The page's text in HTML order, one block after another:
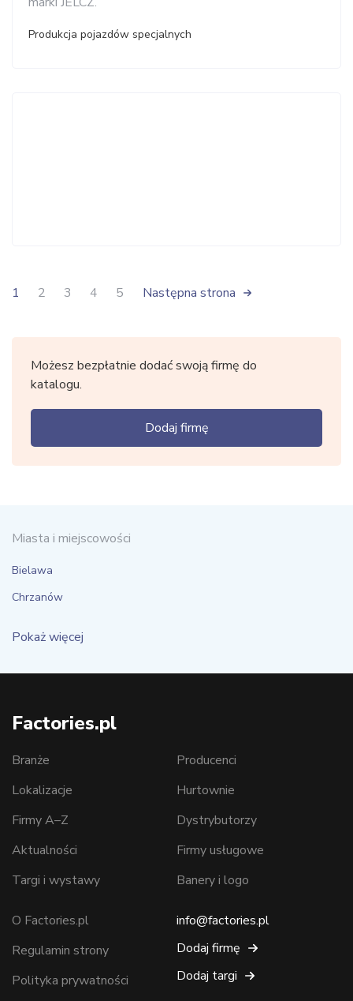
Produkcja pojazdów specjalnych
1 2 3 4 5 Następna strona
Możesz bezpłatnie dodać swoją firmę do
katalogu.
Dodaj firmę
Miasta i miejscowości
Bielawa
Chrzanów
Pokaż więcej
Factories.pl
Branże
Lokalizacje
Firmy A–Z
Aktualności
Targi i wystawy
Producenci
Hurtownie
Dystrybutorzy
Firmy usługowe
Banery i logo
O Factories.pl
Regulamin strony
Polityka prywatności
info@factories.pl
Dodaj firmę
Dodaj targi